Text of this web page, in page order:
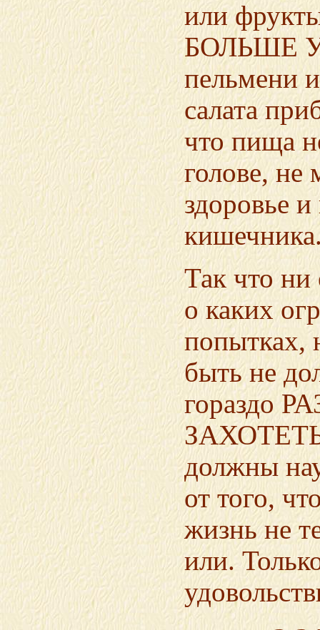
или
БОЛЬШЕ
пельмени
салата
что пища
голове, не
здоровье
Так что ни
о каких
попытках,
быть не
гораздо
должны
от того,
жизнь не
или.